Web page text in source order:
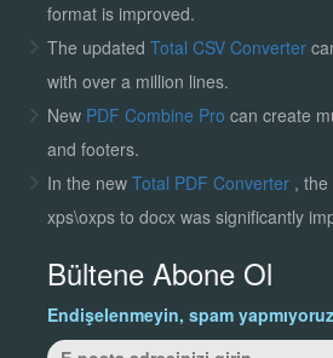
format is improved.
The updated Total CSV Converter
with over a million lines.
New PDF Combine Pro can create
and footers.
In the new Total PDF Converter ,
xps\oxps to docx was significantly
Bültene Abone Ol
Endişelenmeyin, spam